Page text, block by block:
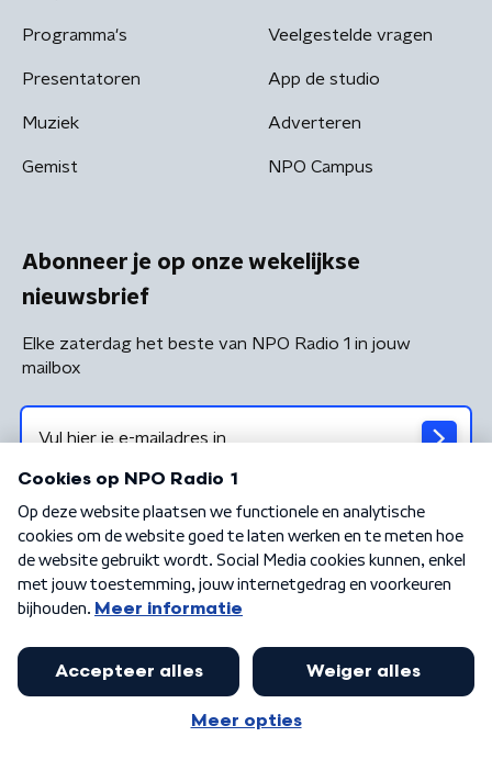
Programma's
Presentatoren
Muziek
Gemist
Veelgestelde vragen
App de studio
Adverteren
NPO Campus
Abonneer je op onze wekelijkse
nieuwsbrief
Elke zaterdag het beste van NPO Radio 1 in jouw
mailbox
Algemene voorwaarden